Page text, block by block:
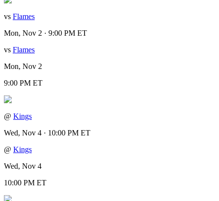
vs Flames
Mon, Nov 2 · 9:00 PM ET
vs Flames
Mon, Nov 2
9:00 PM ET
@ Kings
Wed, Nov 4 · 10:00 PM ET
@ Kings
Wed, Nov 4
10:00 PM ET